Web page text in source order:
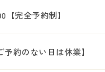
【完全予約制】
約のない日は休業】